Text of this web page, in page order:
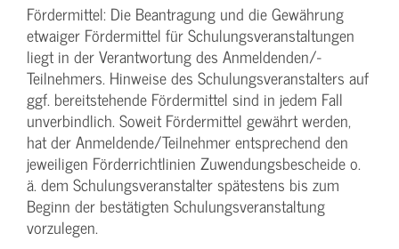
Fördermittel: Die Beantragung und die Gewährung
etwaiger Fördermittel für Schulungs­veranstaltungen
liegt in der Verantwortung des Anmeldenden/­
Teilnehmers. Hinweise des Schulungs­veranstalters auf
ggf. bereitstehende Fördermittel sind in jedem Fall
unverbindlich. Soweit Fördermittel gewährt werden,
hat der Anmeldende/­Teilnehmer entsprechend den
jeweiligen Förderrichtlinien Zuwendungs­bescheide o.
ä. dem Schulungs­veranstalter spätestens bis zum
Beginn der bestätigten Schulungs­veranstaltung
vorzulegen.